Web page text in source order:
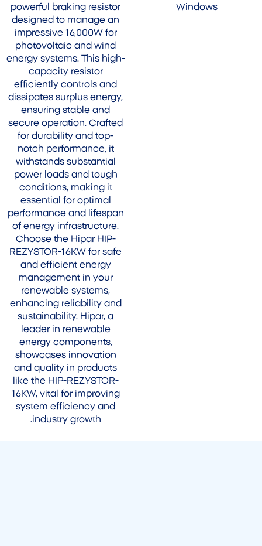
Windows
powerful braking resistor
designed to manage an
impressive 16,000W for
photovoltaic and wind
energy systems. This high-
capacity resistor
efficiently controls and
dissipates surplus energy,
ensuring stable and
secure operation. Crafted
for durability and top-
notch performance, it
withstands substantial
power loads and tough
conditions, making it
essential for optimal
performance and lifespan
of energy infrastructure.
Choose the Hipar HIP-
REZYSTOR-16KW for safe
and efficient energy
management in your
renewable systems,
enhancing reliability and
sustainability. Hipar, a
leader in renewable
energy components,
showcases innovation
and quality in products
like the HIP-REZYSTOR-
16KW, vital for improving
system efficiency and
industry growth.